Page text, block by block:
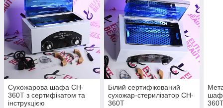
Сухожарова шафа CH-
360T з сертифікатом та
інструкцією
Білий сертифікований
сухожар-стерилізатор CH-
360T